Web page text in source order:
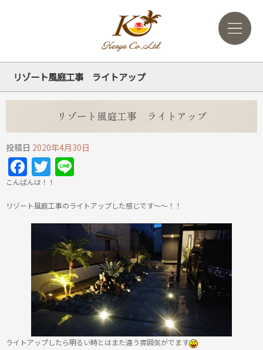
リゾート風庭工事 ライトアップ
リゾート風庭工事 ライトアップ
投稿日 2020年4月30日
Facebook
Twitter
こんばんは！！
リゾート風庭工事のライトアップした感じです～～！！
ライトアップしたら明るい時とはまた違う雰囲気がでます